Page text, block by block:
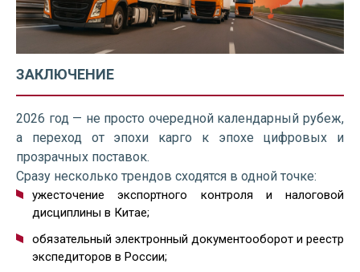
ЗАКЛЮЧЕНИЕ
2026 год — не просто очередной календарный рубеж,
а переход от эпохи карго к эпохе цифровых и
прозрачных поставок.
Сразу несколько трендов сходятся в одной точке:
ужесточение экспортного контроля и налоговой
дисциплины в Китае;
обязательный электронный документооборот и реестр
экспедиторов в России;